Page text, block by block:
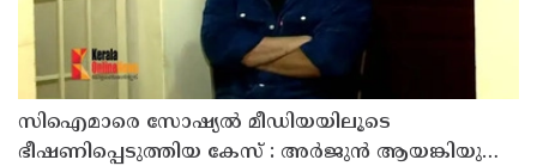
സിഐമാരെ സോഷ്യൽ മീഡിയയിലൂടെ
ഭീഷണിപ്പെടുത്തിയ കേസ് : അർജുൻ ആയങ്കിയുടെ